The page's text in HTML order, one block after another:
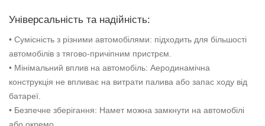
Універсальність та надійність:
• Сумісність з різними автомобілями: підходить для більшості
автомобілів з тягово-причіпним пристрєм.
• Мінімальний вплив на автомобіль: Аеродинамічна
конструкція не впливає на витрати палива або запас ходу від
батареї.
• Безпечне зберігання: Намет можна замкнути на автомобілі